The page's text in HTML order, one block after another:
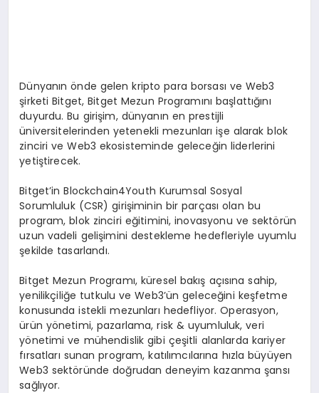
Dünyanın önde gelen kripto para borsası ve Web3
şirketi Bitget, Bitget Mezun Programını başlattığını
duyurdu. Bu girişim, dünyanın en prestijli
üniversitelerinden yetenekli mezunları işe alarak blok
zinciri ve Web3 ekosisteminde geleceğin liderlerini
yetiştirecek.
Bitget’in Blockchain4Youth Kurumsal Sosyal
Sorumluluk (CSR) girişiminin bir parçası olan bu
program, blok zinciri eğitimini, inovasyonu ve sektörün
uzun vadeli gelişimini destekleme hedefleriyle uyumlu
şekilde tasarlandı.
Bitget Mezun Programı, küresel bakış açısına sahip,
yenilikçiliğe tutkulu ve Web3’ün geleceğini keşfetme
konusunda istekli mezunları hedefliyor. Operasyon,
ürün yönetimi, pazarlama, risk & uyumluluk, veri
yönetimi ve mühendislik gibi çeşitli alanlarda kariyer
fırsatları sunan program, katılımcılarına hızla büyüyen
Web3 sektöründe doğrudan deneyim kazanma şansı
sağlıyor.